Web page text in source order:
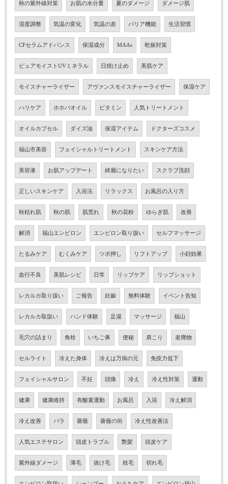
秋の紫外線対策 お肌の水分量 夏のダメージ ダメージ肌
湿度調整 気温の変化 気温の差 バリア機能 生活習慣
CFセラムアドバンス 保湿成分 MAAs 乾燥対策
ピュアモイストUVミネラル 日焼け止め 美肌ケア
モイスチャーライザー アヴァンスモイスチャーライザー 保湿ケア
ハリケア ホホバオイル ビタミン 人気トリートメント
オイルカプセル ダイズ油 保湿アイテム ドクターズコスメ
福山市美容 フェイシャルトリートメント スキンケア方法
美容液 お肌アップデート 綺麗になりたい スクラブ洗顔
正しいスキンケア 入浴法 リラックス お風呂の入り方
秋枯れ肌 秋の肌 肌荒れ 秋の花粉 ゆらぎ肌 改善
解消 福山エンビロン エンビロン取り扱い セルフマッサージ
たるみケア むくみケア ツボ押し リフトアップ 小顔効果
血行不良 美肌レシピ 日常 リップケア リップショット
レカルカ取り扱い ご報告 妊娠 無料体験 イベント告知
レカルカ取扱い ハンド体験 足湯 マッサージ 福山
毛穴の詰まり 角栓 いちご鼻 便秘 肩こり 老廃物
セルライト 冷えた身体 冷えは万病の元 免疫力低下
フェイシャルサロン 不妊 頭痛 冷え 冷え性対策 運動
健康 健康維持 有酸素運動 お風呂 入浴 冷え解消
冷え改善 バラ 薔薇 薔薇の街 冷え性改善法
人気エステサロン 頭皮トラブル 艶髪 頭皮ケア
紫外線ダメージ 薄毛 抜け毛 枝毛 切れ毛